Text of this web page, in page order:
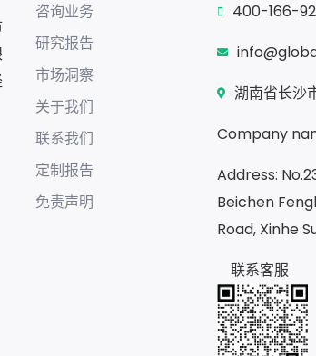
咨询业务
研究报告
市场洞察
关于我们
联系我们
定制报告
免责声明
400-166-
湖南省长沙
Company
Address:
Beichen
Road, Xinhe
联系客服